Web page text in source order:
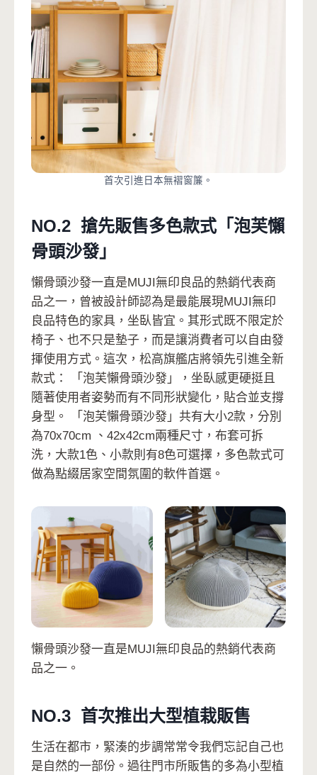
首次引進日本無褶窗簾。
NO.2 搶先販售多色款式「泡芙懶
骨頭沙發」
懶骨頭沙發一直是MUJI無印良品的熱銷代表商
品之一，曾被設計師認為是最能展現MUJI無印
良品特色的家具，坐臥皆宜。其形式既不限定於
椅子、也不只是墊子，而是讓消費者可以自由發
揮使用方式。這次，松高旗艦店將領先引進全新
款式： 「泡芙懶骨頭沙發」，坐臥感更硬挺且
隨著使用者姿勢而有不同形狀變化，貼合並支撐
身型。 「泡芙懶骨頭沙發」共有大小2款，分別
為70x70cm 、42x42cm兩種尺寸，布套可拆
洗，大款1色、小款則有8色可選擇，多色款式可
做為點綴居家空間氛圍的軟件首選。
懶骨頭沙發一直是MUJI無印良品的熱銷代表商
品之一。
NO.3 首次推出大型植栽販售
生活在都市，緊湊的步調常常令我們忘記自己也
是自然的一部份。過往門市所販售的多為小型植